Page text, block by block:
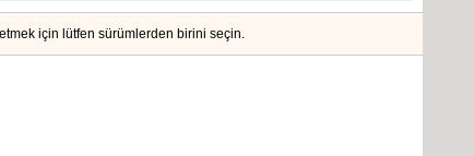
için lütfen sürümlerden birini seçin.